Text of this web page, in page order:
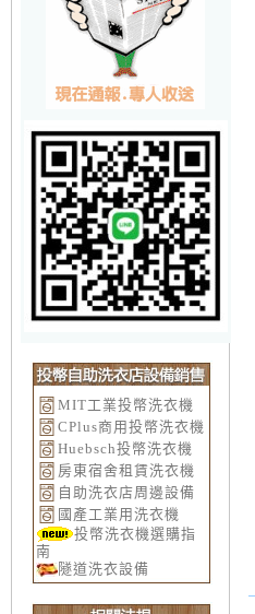
MIT工業投幣洗衣機
CPlus商用投幣洗衣機
Huebsch投幣洗衣機
房東宿舍租賃洗衣機
自助洗衣店周邊設備
國產工業用洗衣機
投幣洗衣機選購指
南
隧道洗衣設備